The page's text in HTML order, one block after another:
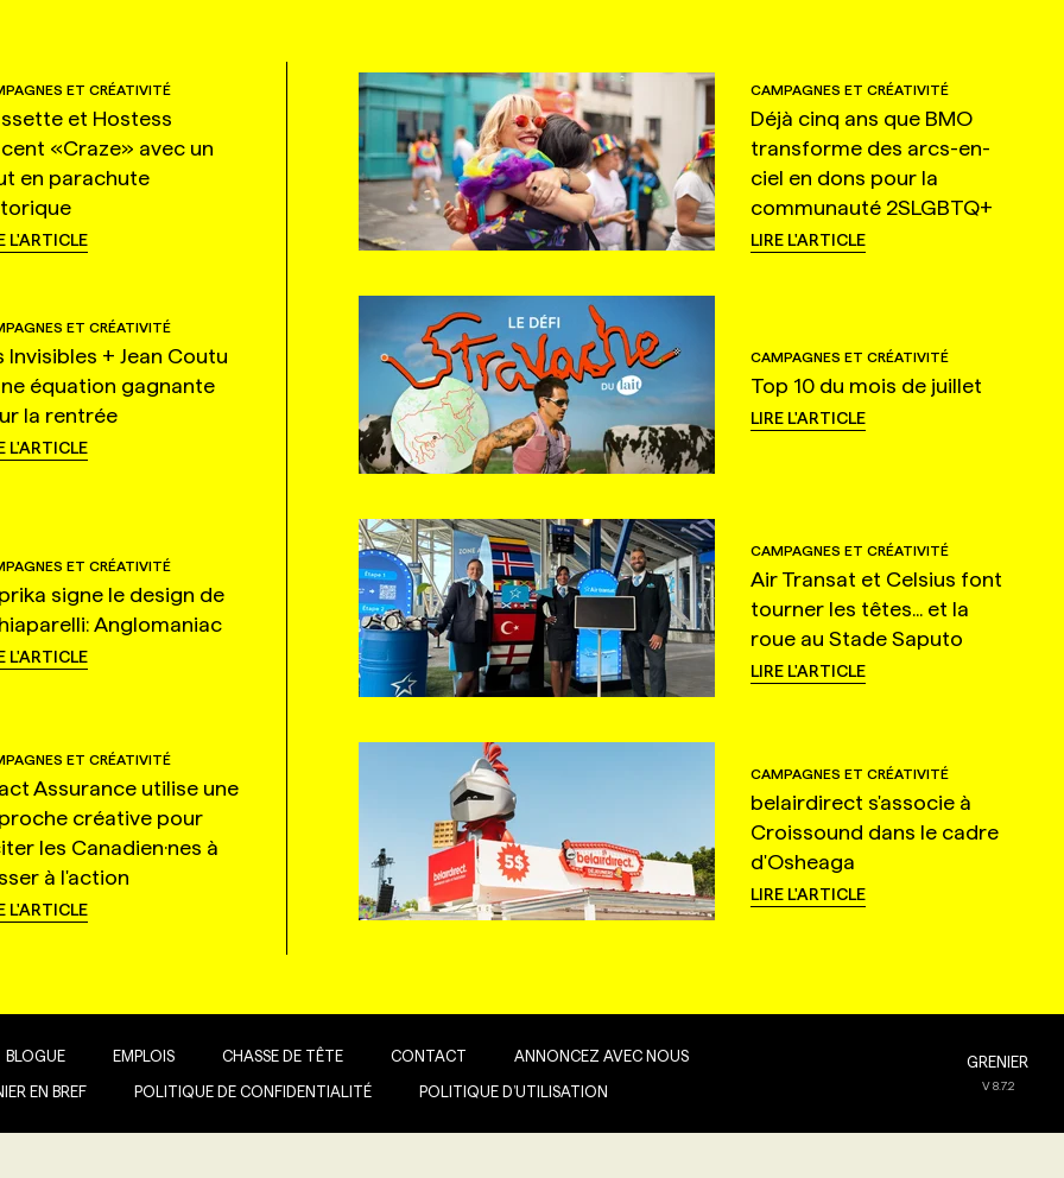
ET CRÉATIVITÉ
et Hostess
«Craze» avec un
en parachute
L'ARTICLE
CAMPAGNES ET CRÉATIVITÉ
Déjà cinq ans que BMO
transforme des arcs-en-
ciel en dons pour la
communauté 2SLGBTQ+
LIRE L'ARTICLE
ET CRÉATIVITÉ
Invisibles + Jean Coutu
équation gagnante
la rentrée
L'ARTICLE
CAMPAGNES ET CRÉATIVITÉ
Top 10 du mois de juillet
LIRE L'ARTICLE
ET CRÉATIVITÉ
signe le design de
Anglomaniac
L'ARTICLE
CAMPAGNES ET CRÉATIVITÉ
Air Transat et Celsius font
tourner les têtes... et la
roue au Stade Saputo
LIRE L'ARTICLE
ET CRÉATIVITÉ
Assurance utilise une
créative pour
les Canadien·nes à
à l'action
L'ARTICLE
CAMPAGNES ET CRÉATIVITÉ
belairdirect s'associe à
Croissound dans le cadre
d'Osheaga
LIRE L'ARTICLE
BLOGUE EMPLOIS CHASSE DE TÊTE CONTACT ANNONCEZ AVEC NOUS
EN BREF POLITIQUE DE CONFIDENTIALITÉ POLITIQUE D’UTILISATION
GRENIER
V8.7.2